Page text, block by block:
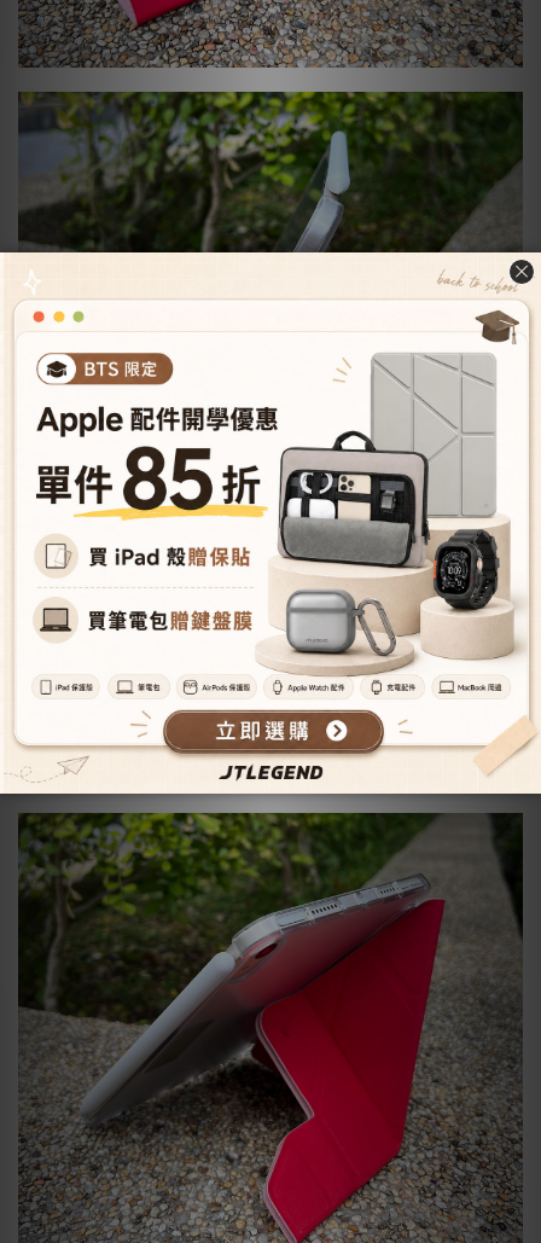
* 網友隱藏折法看懂怎麼折了嗎？
除了橫式折法，小編最常被問到的是『AMOS相機快取多角度折
疊布紋皮套』到底可不可以直立螢幕使用呢？
答案是：可以的喔！因為多角度設計的特性，其實『AMOS相機
快取多角度折疊布紋皮套』除了現公開的幾種折法以外，還有超
多種隱藏折法（如果你有你的隱藏折法歡迎分享給小編😉），那
麼直立折法要怎麼折呢？